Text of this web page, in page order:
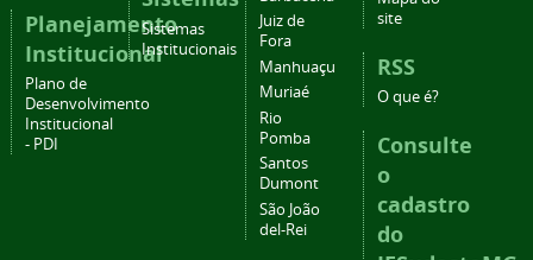
Planejamento
Institucional
Plano de
Desenvolvimento
Institucional
- PDI
Sistemas
Institucionais
Juiz de
Fora
Manhuaçu
Muriaé
Rio
Pomba
Santos
Dumont
São João
del-Rei
site
RSS
O que é?
Consulte
o
cadastro
do